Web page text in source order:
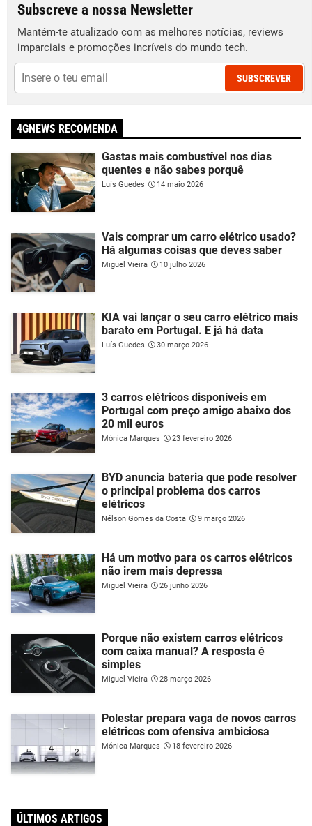
Subscreve a nossa Newsletter
Mantém-te atualizado com as melhores notícias, reviews
imparciais e promoções incríveis do mundo tech.
SUBSCREVER
4GNEWS RECOMENDA
Gastas mais combustível nos dias
quentes e não sabes porquê
Luís Guedes 14 maio 2026
Vais comprar um carro elétrico usado?
Há algumas coisas que deves saber
Miguel Vieira 10 julho 2026
KIA vai lançar o seu carro elétrico mais
barato em Portugal. E já há data
Luís Guedes 30 março 2026
3 carros elétricos disponíveis em
Portugal com preço amigo abaixo dos
20 mil euros
Mónica Marques 23 fevereiro 2026
BYD anuncia bateria que pode resolver
o principal problema dos carros
elétricos
Nélson Gomes da Costa 9 março 2026
Há um motivo para os carros elétricos
não irem mais depressa
Miguel Vieira 26 junho 2026
Porque não existem carros elétricos
com caixa manual? A resposta é
simples
Miguel Vieira 28 março 2026
Polestar prepara vaga de novos carros
elétricos com ofensiva ambiciosa
Mónica Marques 18 fevereiro 2026
ÚLTIMOS ARTIGOS